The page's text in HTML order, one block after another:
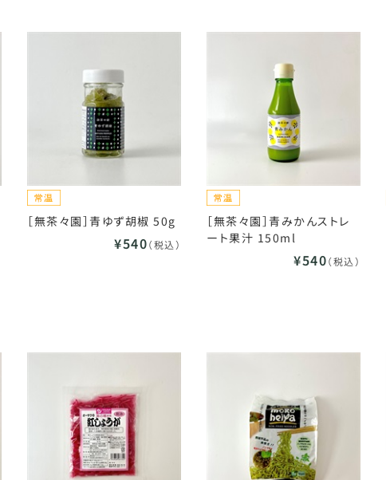
［無茶々園］青ゆず胡椒 50g
¥540（税込）
［無茶々園］青みかんストレ
ート果汁 150ml
¥540（税込）